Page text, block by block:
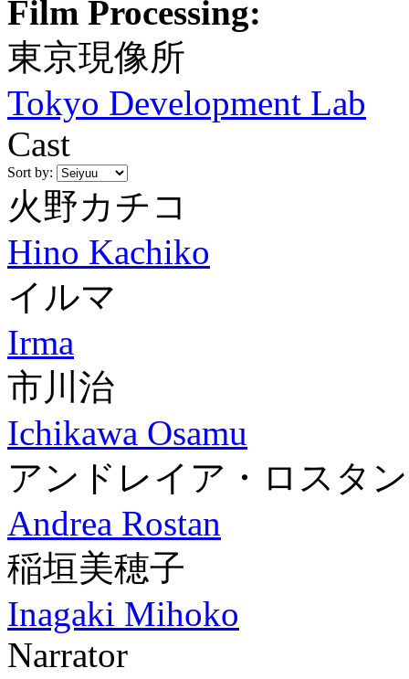
Film Processing:
東京現像所
Tokyo Development Lab
Cast
Sort by:
火野カチコ
Hino Kachiko
イルマ
Irma
市川治
Ichikawa Osamu
アンドレイア・ロスタン
Andrea Rostan
稲垣美穂子
Inagaki Mihoko
Narrator